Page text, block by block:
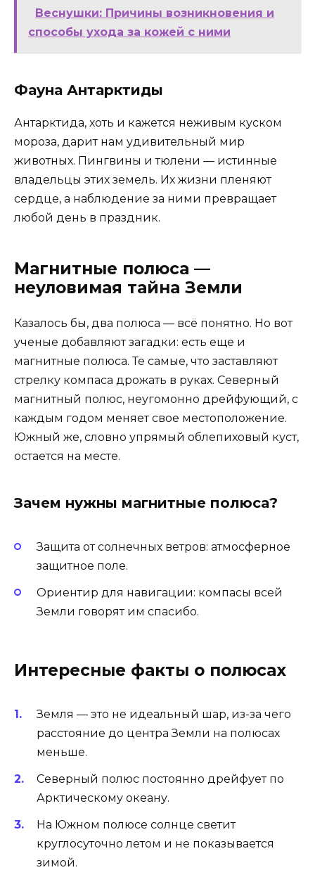
Веснушки: Причины возникновения и
способы ухода за кожей с ними
Фауна Антарктиды
Антарктида, хоть и кажется неживым куском
мороза, дарит нам удивительный мир
животных. Пингвины и тюлени — истинные
владельцы этих земель. Их жизни пленяют
сердце, а наблюдение за ними превращает
любой день в праздник.
Магнитные полюса —
неуловимая тайна Земли
Казалось бы, два полюса — всё понятно. Но вот
ученые добавляют загадки: есть еще и
магнитные полюса. Те самые, что заставляют
стрелку компаса дрожать в руках. Северный
магнитный полюс, неугомонно дрейфующий, с
каждым годом меняет свое местоположение.
Южный же, словно упрямый облепиховый куст,
остается на месте.
Зачем нужны магнитные полюса?
Защита от солнечных ветров: атмосферное
защитное поле.
Ориентир для навигации: компасы всей
Земли говорят им спасибо.
Интересные факты о полюсах
Земля — это не идеальный шар, из-за чего
расстояние до центра Земли на полюсах
меньше.
Северный полюс постоянно дрейфует по
Арктическому океану.
На Южном полюсе солнце светит
круглосуточно летом и не показывается
зимой.